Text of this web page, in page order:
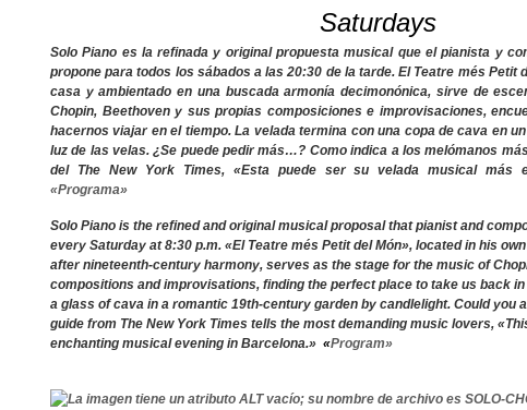
Saturdays
Solo Piano es la refinada y original propuesta musical que el pianista y
propone para todos los sábados a las 20:30 de la tarde.El Teatre més Petit
casa y ambientado en una buscada armonía decimonónica, sirve de
Chopin, Beethoven y sus propias composiciones e improvisaciones,
hacernos viajar en el tiempo.La velada termina con una copa de cava en
luz de las velas. ¿Se puede pedir más…? Como indica a los melómanos
del The New York Times, «Esta puede ser su velada musical más
«Programa»
Solo Piano is the refined and original musical proposal that pianist and
every Saturday at 8:30 p.m. «El Teatre més Petit del Món», located in his
after nineteenth-century harmony, serves as the stage for the music of
compositions and improvisations, finding the perfect place to take us back
a glass of cava in a romantic 19th-century garden by candlelight. Could
guide from The New York Times tells the most demanding music lovers,
enchanting musical evening in Barcelona.» «Program»